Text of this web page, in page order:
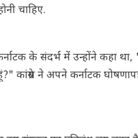
चाहिए.
के संदर्भ में उन्होंने कहा
कांग्रेस ने अपने कर्नाटक